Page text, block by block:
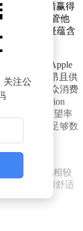
，这一举措赢得
克强调，尽管他
一领域无疑蕴含
端头显设备Apple
示屏成本高昂且供
为普及型大众消费
坦言，Vision
吸引那些渴望率
市场上已有足够数
的更新——
的M4芯片（相较
时配备更加舒适
关注公